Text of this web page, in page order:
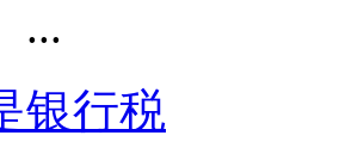
...
银行税